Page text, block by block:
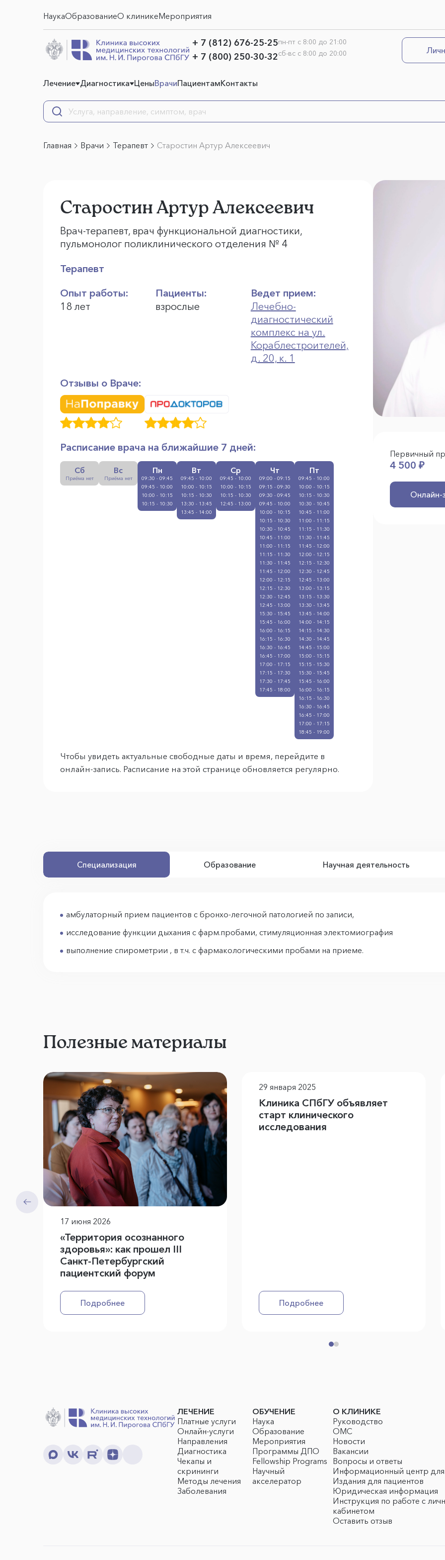
НаукаОбразованиеО клиникеМероприятия
+ 7 (812) 676-25-25
+ 7 (800) 250-30-32
пн-пт с 8:00 до 21:00
сб-вс с 8:00 до 20:00
Лечение Диагностика ЦеныВрачиПациентамКонтакты
Главная Врачи Терапевт Старостин Артур Алексеевич
Старостин Артур Алексеевич
Врач-терапевт, врач функциональной диагностики,
пульмонолог поликлинического отделения № 4
Терапевт
Опыт работы:
18 лет
Пациенты:
взрослые
Ведет прием:
Лечебно-
диагностический
комплекс на ул.
Кораблестроителей,
д. 20, к. 1
Отзывы о Враче:
Расписание врача на ближайшие 7 дней:
Сб
Приёма нет
Вс
Приёма нет
Пн
09:30 - 09:45
09:45 - 10:00
10:00 - 10:15
10:15 - 10:30
Вт
09:45 - 10:00
10:00 - 10:15
10:15 - 10:30
13:30 - 13:45
13:45 - 14:00
Ср
09:45 - 10:00
10:00 - 10:15
10:15 - 10:30
12:45 - 13:00
Чт
09:00 - 09:15
09:15 - 09:30
09:30 - 09:45
09:45 - 10:00
10:00 - 10:15
10:15 - 10:30
10:30 - 10:45
10:45 - 11:00
11:00 - 11:15
11:15 - 11:30
11:30 - 11:45
11:45 - 12:00
12:00 - 12:15
12:15 - 12:30
12:30 - 12:45
12:45 - 13:00
15:30 - 15:45
15:45 - 16:00
16:00 - 16:15
16:15 - 16:30
16:30 - 16:45
16:45 - 17:00
17:00 - 17:15
17:15 - 17:30
17:30 - 17:45
17:45 - 18:00
Пт
09:45 - 10:00
10:00 - 10:15
10:15 - 10:30
10:30 - 10:45
10:45 - 11:00
11:00 - 11:15
11:15 - 11:30
11:30 - 11:45
11:45 - 12:00
12:00 - 12:15
12:15 - 12:30
12:30 - 12:45
12:45 - 13:00
13:00 - 13:15
13:15 - 13:30
13:30 - 13:45
13:45 - 14:00
14:00 - 14:15
14:15 - 14:30
14:30 - 14:45
14:45 - 15:00
15:00 - 15:15
15:15 - 15:30
15:30 - 15:45
15:45 - 16:00
16:00 - 16:15
16:15 - 16:30
16:30 - 16:45
16:45 - 17:00
17:00 - 17:15
18:45 - 19:00
Чтобы увидеть актуальные свободные даты и время, перейдите в
онлайн-запись. Расписание на этой странице обновляется регулярно.
Первичный
4 500 ₽
Онлайн-
Специализация Образование Научная деятельность
амбулаторный прием пациентов с бронхо-легочной патологией по записи,
исследование функции дыхания с фарм.пробами, стимуляционная электомиография
выполнение спирометрии , в т.ч. с фармакологическими пробами на приеме.
Полезные материалы
17 июня 2026
«Территория осознанного
здоровья»: как прошел III
Санкт-Петербургский
пациентский форум
Подробнее
29 января 2025
Клиника СПбГУ объявляет
старт клинического
исследования
Подробнее
ЛЕЧЕНИЕ
Платные услуги
Онлайн-услуги
Направления
Диагностика
Чекапы и
скрининги
Методы лечения
Заболевания
ОБУЧЕНИЕ
Наука
Образование
Мероприятия
Программы ДПО
Fellowship Programs
Научный
акселератор
О КЛИНИКЕ
Руководство
ОМС
Новости
Вакансии
Вопросы и ответы
Информационный центр для
Издания для пациентов
Юридическая информация
Инструкция по работе с
кабинетом
Оставить отзыв